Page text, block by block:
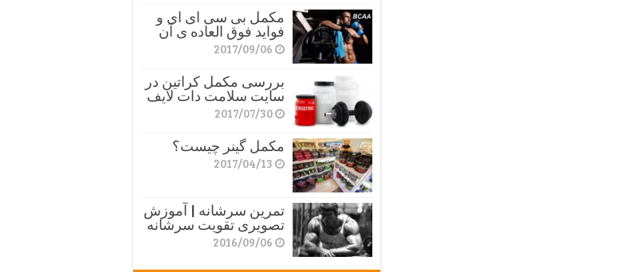
مکمل بی سی ای ای و
فواید فوق العاده ی آن
2017/09/06
بررسی مکمل کراتین در
سایت سلامت دات لایف
2017/07/30
مکمل گینر چیست؟
2017/04/13
تمرین سرشانه | آموزش
تصویری تقویت سرشانه
2016/09/06